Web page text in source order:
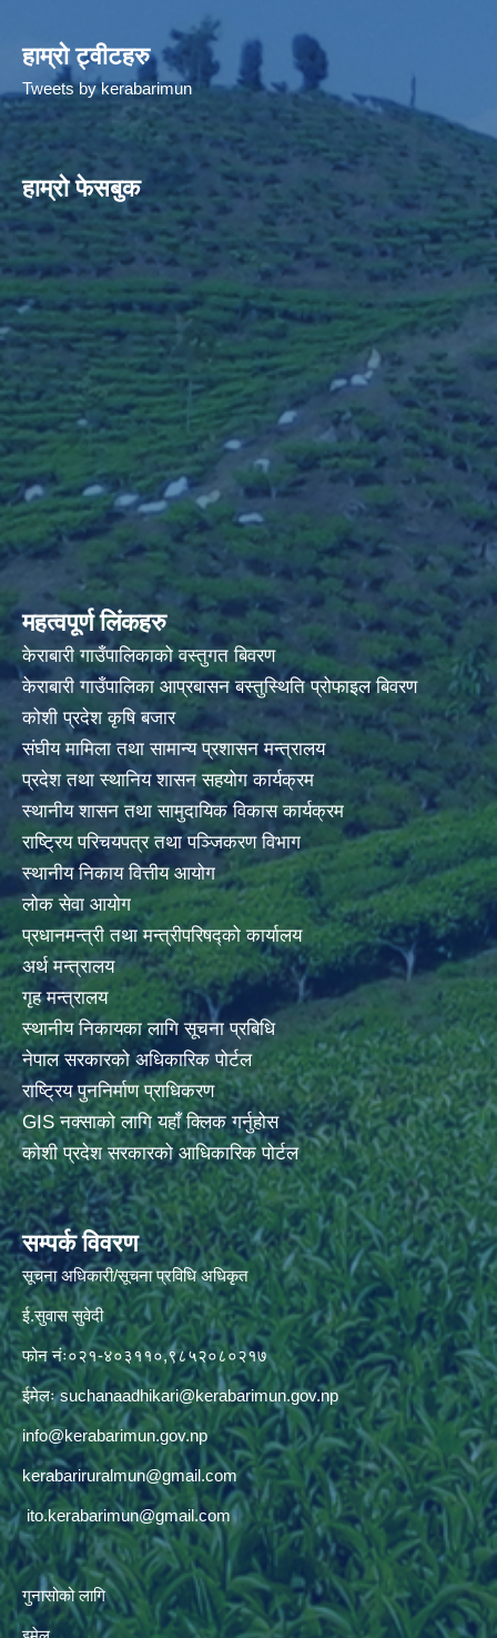
हाम्रो ट्वीटहरु
Tweets by kerabarimun
हाम्रो फेसबुक
महत्वपूर्ण लिंकहरु
केराबारी गाउँपालिकाको वस्तुगत बिवरण
केराबारी गाउँपालिका आप्रबासन बस्तुस्थिति प्रोफाइल बिवरण
कोशी प्रदेश कृषि बजार
संघीय मामिला तथा सामान्य प्रशासन मन्त्रालय
प्रदेश तथा स्थानिय शासन सहयोग कार्यक्रम
स्थानीय शासन तथा सामुदायिक विकास कार्यक्रम
राष्ट्रिय परिचयपत्र तथा पञ्जिकरण विभाग
स्थानीय निकाय वित्तीय आयोग
लोक सेवा आयोग
प्रधानमन्त्री तथा मन्त्रीपरिषद्को कार्यालय
अर्थ मन्त्रालय
गृह मन्त्रालय
स्थानीय निकायका लागि सूचना प्रबिधि
नेपाल सरकारको अधिकारिक पोर्टल
राष्ट्रिय पुननिर्माण प्राधिकरण
GIS नक्साको लागि यहाँ क्लिक गर्नुहोस
कोशी प्रदेश सरकारको आधिकारिक पोर्टल
सम्पर्क विवरण
सूचना अधिकारी/सूचना प्रविधि अधिकृत
ई.सुवास सुवेदी
फोन नंः०२१-४०३११०,९८५२०८०२१७
ईमेलःsuchanaadhikari@kerabarimun.gov.np
info@kerabarimun.gov.np
kerabariruralmun@gmail.com
ito.kerabarimun@gmail.com
गुनासोको लागि